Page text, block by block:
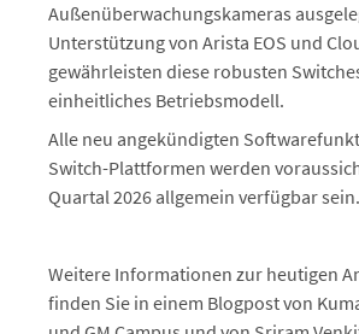
Außenüberwachungskameras
Unterstützung von Arista EOS und
gewährleisten diese robusten
einheitliches Betriebsmodell.
Alle neu angekündigten
Switch-Plattformen werden
Quartal 2026 allgemein verfügbar sein.
Weitere Informationen zur heutigen
finden Sie in einem Blogpost von